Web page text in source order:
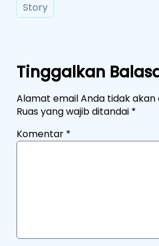
Story
Tinggalkan
Alamat email Anda tidak akan
Ruas yang wajib ditandai *
Komentar *